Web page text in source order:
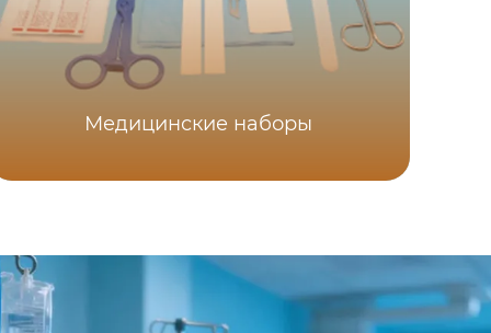
Медицинские наборы